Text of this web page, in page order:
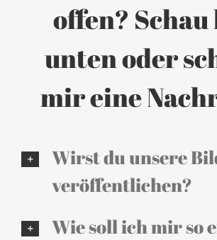
offen?
unten oder
mir eine
Wirst du unsere
veröffentlichen?
Wie soll ich mir so